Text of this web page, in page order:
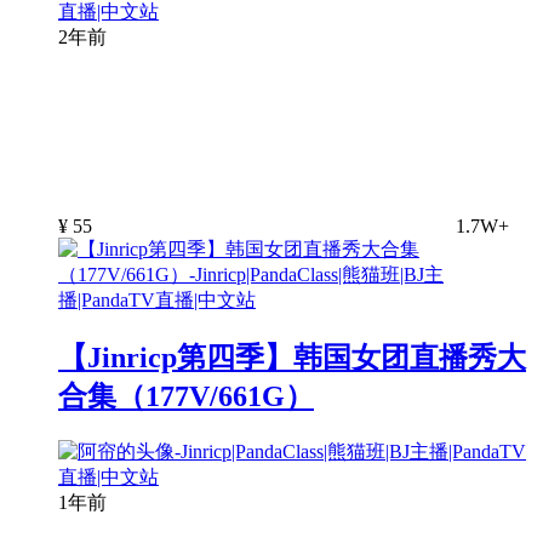
2年前
¥ 55 1.7W+
【Jinricp第四季】韩国女团直播秀大
合集（177V/661G）
1年前